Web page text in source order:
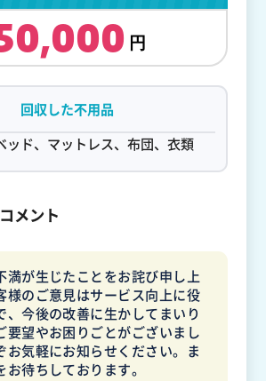
回収した不用品
ッド、マットレス、布団、衣類
メント
満が生じたことをお詫び申し上
様のご意見はサービス向上に役
、今後の改善に生かしてまいり
要望やお困りごとがございまし
お気軽にお知らせください。ま
お待ちしております。